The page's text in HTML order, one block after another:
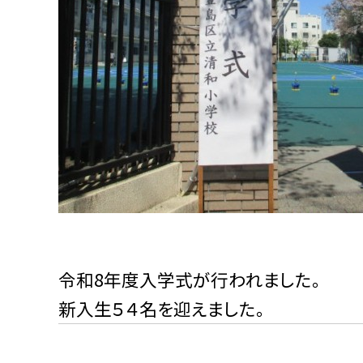
令和8年度入学式が行われました。
新入生５４名を迎えました。